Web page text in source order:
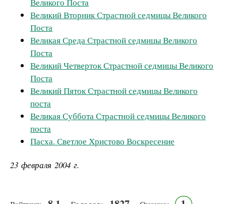
Великий Вторник Страстной седмицы Великого
Поста
Великая Среда Страстной седмицы Великого
Поста
Великий Четверток Страстной седмицы Великого
Поста
Великий Пяток Страстной седмицы Великого
поста
Великая Суббота Страстной седмицы Великого
поста
Пасха. Светлое Христово Воскресение
23 февраля 2004 г.